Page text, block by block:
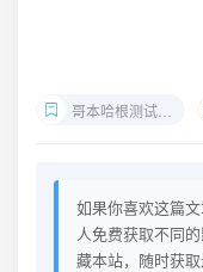
哥本哈根测试1080p下载
如果你喜欢这篇
人免费获取不同
藏本站，随时获取